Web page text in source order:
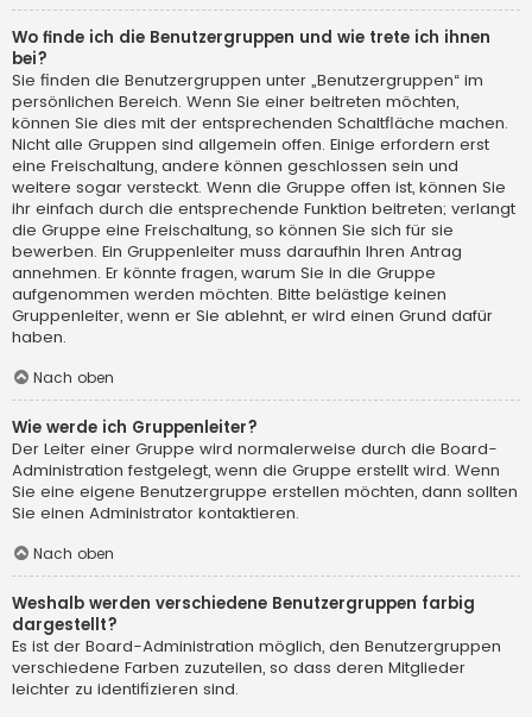
Wo finde ich die Benutzergruppen und wie trete ich ihnen
bei?
Sie finden die Benutzergruppen unter „Benutzergruppen“ im
persönlichen Bereich. Wenn Sie einer beitreten möchten,
können Sie dies mit der entsprechenden Schaltfläche machen.
Nicht alle Gruppen sind allgemein offen. Einige erfordern erst
eine Freischaltung, andere können geschlossen sein und
weitere sogar versteckt. Wenn die Gruppe offen ist, können Sie
ihr einfach durch die entsprechende Funktion beitreten; verlangt
die Gruppe eine Freischaltung, so können Sie sich für sie
bewerben. Ein Gruppenleiter muss daraufhin Ihren Antrag
annehmen. Er könnte fragen, warum Sie in die Gruppe
aufgenommen werden möchten. Bitte belästige keinen
Gruppenleiter, wenn er Sie ablehnt, er wird einen Grund dafür
haben.
Nach oben
Wie werde ich Gruppenleiter?
Der Leiter einer Gruppe wird normalerweise durch die Board-
Administration festgelegt, wenn die Gruppe erstellt wird. Wenn
Sie eine eigene Benutzergruppe erstellen möchten, dann sollten
Sie einen Administrator kontaktieren.
Nach oben
Weshalb werden verschiedene Benutzergruppen farbig
dargestellt?
Es ist der Board-Administration möglich, den Benutzergruppen
verschiedene Farben zuzuteilen, so dass deren Mitglieder
leichter zu identifizieren sind.